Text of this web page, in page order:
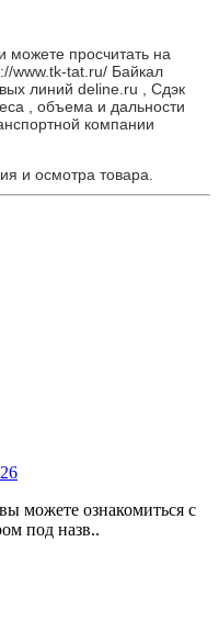
можете просчитать на
www.tk-tat.ru/ Байкал
линий deline.ru , Сдэк
, объема и дальности
компании
и осмотра товара.
можете ознакомиться с
под назв..